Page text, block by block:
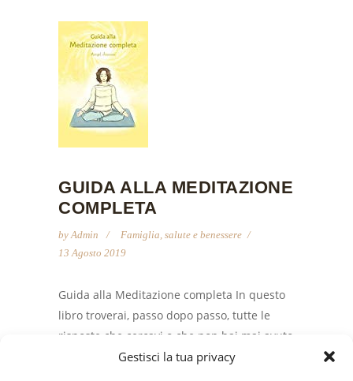
Gestisci la tua privacy
GUIDA ALLA MEDITAZIONE
COMPLETA
by Admin
Famiglia, salute e benessere
13 Agosto 2019
Guida alla Meditazione completa In questo
libro troverai, passo dopo passo, tutte le
risposte che cercavi o che non hai mai avuto
il coraggio di chiedere sulla Meditazione.